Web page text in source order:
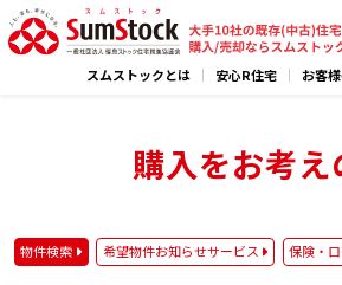
スムストックとは 安心R住宅 お客
購入をお考え
物件検索 希望物件お知らせサービス 保険・